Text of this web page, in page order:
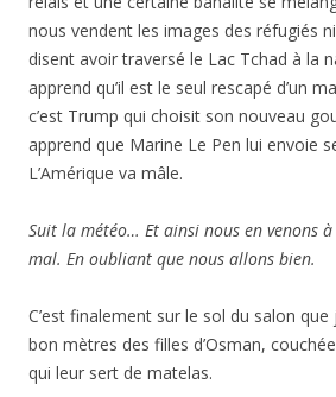
nous vendent les images des réfugiés
disent avoir traversé le Lac Tchad à la
apprend qu’il est le seul rescapé d’un
c’est Trump qui choisit son nouveau
apprend que Marine Le Pen lui envoie
L’Amérique va mâle.
Suit la météo… Et ainsi nous en venons
mal. En oubliant que nous allons bien.
C’est finalement sur le sol du salon
bon mètres des filles d’Osman,
qui leur sert de matelas.